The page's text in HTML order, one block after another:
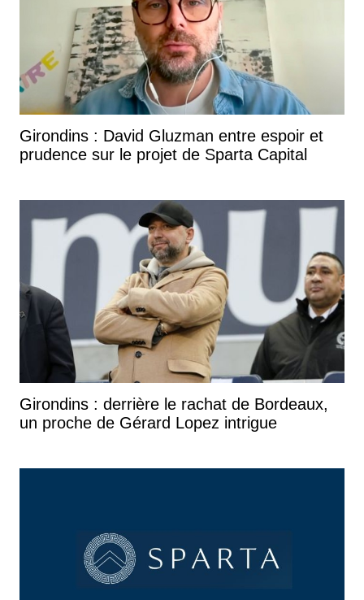
Girondins : David Gluzman entre espoir et
prudence sur le projet de Sparta Capital
Girondins : derrière le rachat de Bordeaux,
un proche de Gérard Lopez intrigue